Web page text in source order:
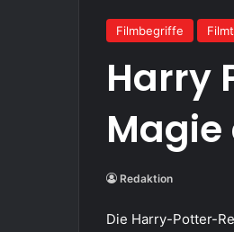
Filmbegriffe
Harry
Magie
Redaktion
Die Harry-Potter-